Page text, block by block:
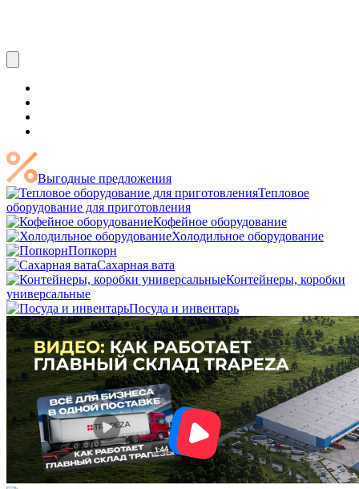
Выгодные предложения
Тепловое
оборудование для приготовления
Кофейное оборудование
Холодильное оборудование
Попкорн
Сахарная вата
Контейнеры, коробки
универсальные
Посуда и инвентарь